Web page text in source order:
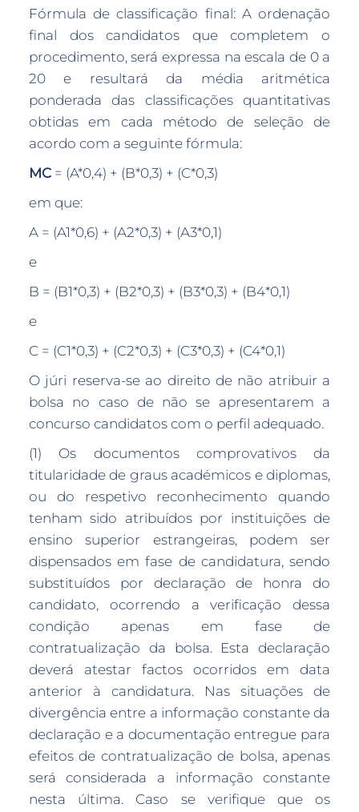
Fórmula de classificação final: A ordenação
final dos candidatos que completem o
procedimento, será expressa na escala de 0 a
20 e resultará da média aritmética
ponderada das classificações quantitativas
obtidas em cada método de seleção de
acordo com a seguinte fórmula:
MC= (A*0,4) + (B*0,3) + (C*0,3)
em que:
A = (A1*0,6) + (A2*0,3) + (A3*0,1)
e
B = (B1*0,3) + (B2*0,3) + (B3*0,3) + (B4*0,1)
e
C = (C1*0,3) + (C2*0,3) + (C3*0,3) + (C4*0,1)
O júri reserva-se ao direito de não atribuir a
bolsa no caso de não se apresentarem a
concurso candidatos com o perfil adequado.
(1) Os documentos comprovativos da
titularidade de graus académicos e diplomas,
ou do respetivo reconhecimento quando
tenham sido atribuídos por instituições de
ensino superior estrangeiras, podem ser
dispensados em fase de candidatura, sendo
substituídos por declaração de honra do
candidato, ocorrendo a verificação dessa
condição apenas em fase de
contratualização da bolsa. Esta declaração
deverá atestar factos ocorridos em data
anterior à candidatura. Nas situações de
divergência entre a informação constante da
declaração e a documentação entregue para
efeitos de contratualização de bolsa, apenas
será considerada a informação constante
nesta última. Caso se verifique que os